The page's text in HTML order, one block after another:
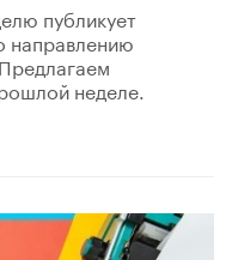
публикует
направлению
неделе.